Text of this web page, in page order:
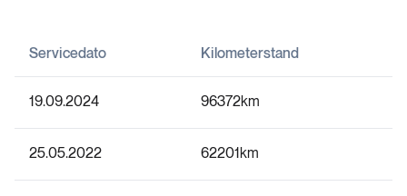
Servicedato Kilometerstand
19.09.2024 96372km
25.05.2022 62201 km